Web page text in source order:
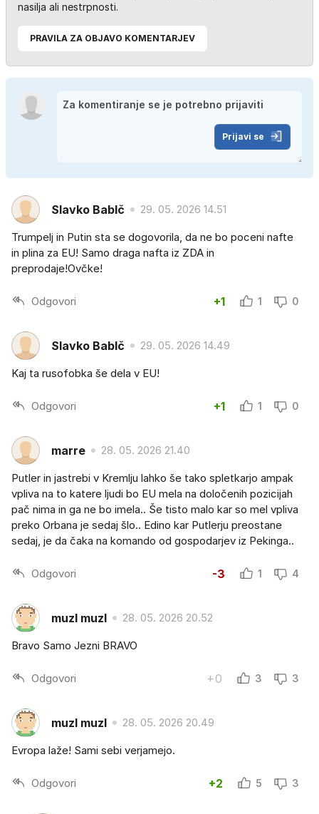
nasilja ali nestrpnosti.
PRAVILA ZA OBJAVO KOMENTARJEV
Prijavi se
Slavko BabIč 29. 05. 2026 14.51
Trumpelj in Putin sta se dogovorila, da ne bo poceni nafte
in plina za EU! Samo draga nafta iz ZDA in
preprodaje!Ovčke!
Odgovori +1 1 0
Slavko BabIč 29. 05. 2026 14.49
Kaj ta rusofobka še dela v EU!
Odgovori +1 1 0
marre 28. 05. 2026 21.40
Putler in jastrebi v Kremlju lahko še tako spletkarjo ampak
vpliva na to katere ljudi bo EU mela na določenih pozicijah
pač nima in ga ne bo imela.. Še tisto malo kar so mel vpliva
preko Orbana je sedaj šlo.. Edino kar Putlerju preostane
sedaj, je da čaka na komando od gospodarjev iz Pekinga..
Odgovori -3 1 4
muzl muzl 28. 05. 2026 20.52
Bravo Samo Jezni BRAVO
Odgovori +0 3 3
muzl muzl 28. 05. 2026 20.49
Evropa laže! Sami sebi verjamejo.
Odgovori +2 5 3